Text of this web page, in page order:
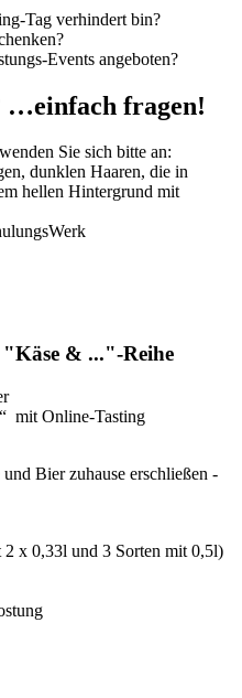
Tag verhindert bin?
Events angeboten?
…einfach fragen!
Sie sich bitte an:
"Käse & ..."-Reihe
mit Online-Tasting
Bier zuhause erschließen -
x 0,33l und 3 Sorten mit 0,5l)